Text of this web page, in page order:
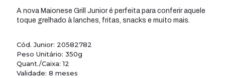
A nova Maionese Grill Junior é perfeita para conferir aquele
toque grelhado à lanches, fritas, snacks e muito mais.
Cód. Junior: 20582782
Peso Unitário: 350g
Quant./Caixa: 12
Validade: 8 meses